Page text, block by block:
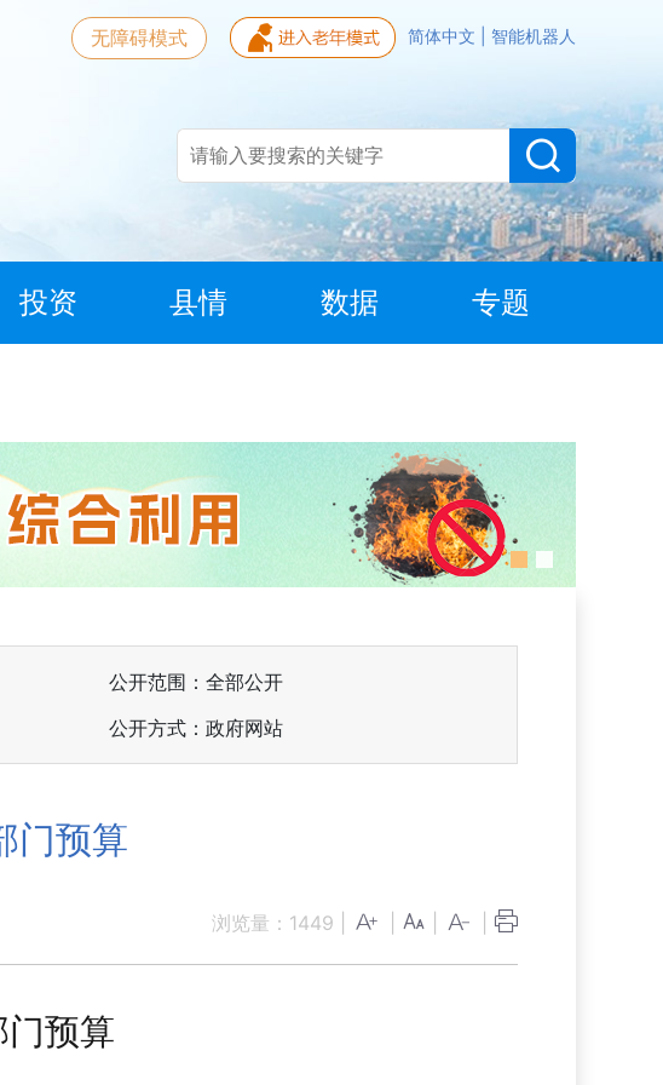
简体中文 智能机器人
无障碍模式
投资 县情 数据 专题
公开范围：全部公开
公开方式：政府网站
门预算
浏览量： 1449
门预算